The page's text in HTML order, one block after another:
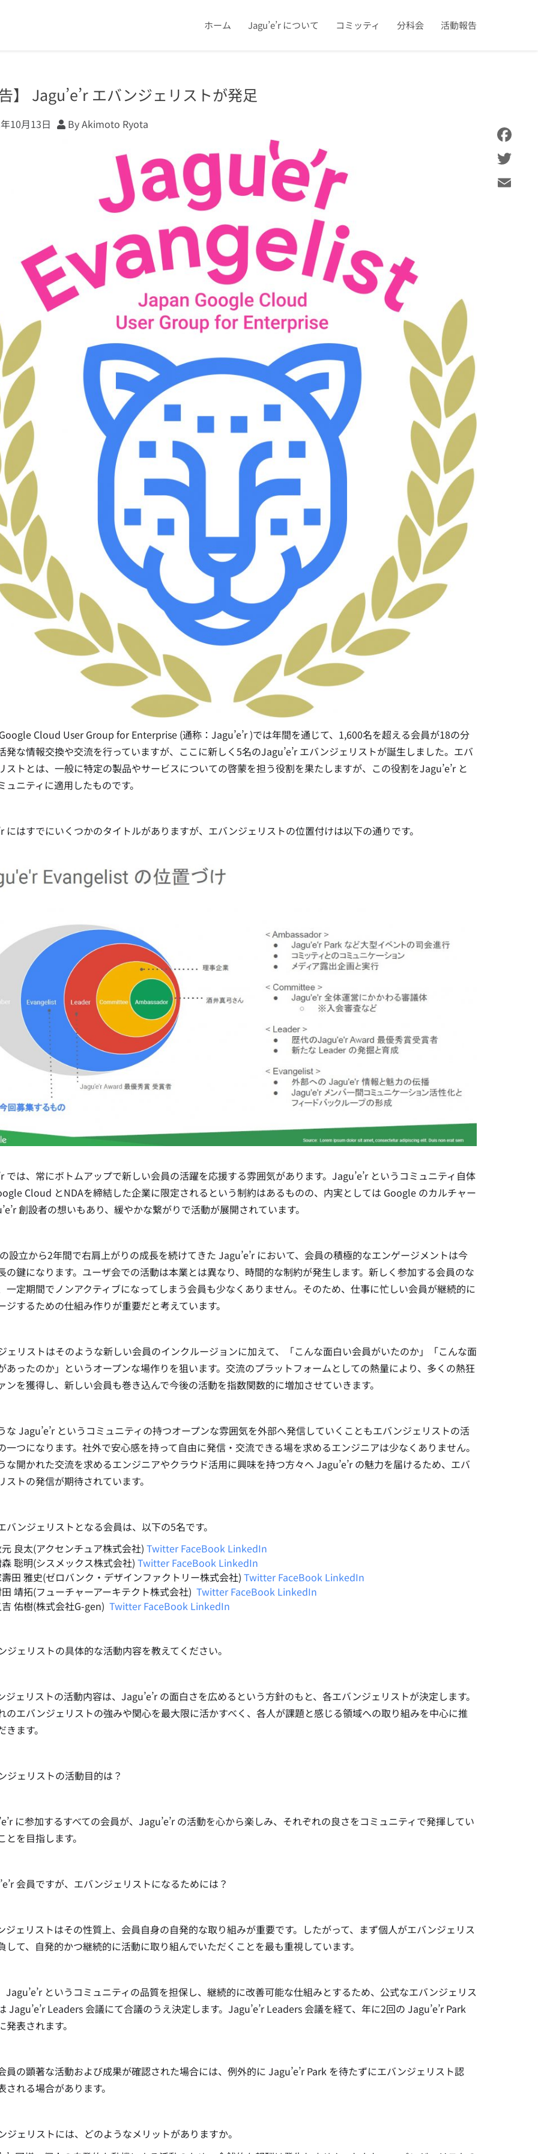
ホーム Jagu’e’r について コミッティ 分科会 活動報告
】 Jagu’e’r エバンジェリストが発足
10月13日 By Akimoto Ryota
Cloud User Group for Enterprise (通称：Jagu’e’r )では年間を通じて、1,600名を超える会員が18の分
発な情報交換や交流を行っていますが、ここに新しく5名のJagu’e’r エバンジェリストが誕生しました。エバ
ストとは、一般に特定の製品やサービスについての啓蒙を担う役割を果たしますが、この役割をJagu’e’r と
ュニティに適用したものです。
にはすでにいくつかのタイトルがありますが、エバンジェリストの位置付けは以下の通りです。
では、常にボトムアップで新しい会員の活躍を応援する雰囲気があります。Jagu’e’r というコミュニティ自体
Cloud とNDAを締結した企業に限定されるという制約はあるものの、内実としては Google のカルチャー
創設者の想いもあり、緩やかな繋がりで活動が展開されています。
設立から2年間で右肩上がりの成長を続けてきた Jagu’e’r において、会員の積極的なエンゲージメントは今
の鍵になります。ユーザ会での活動は本業とは異なり、時間的な制約が発生します。新しく参加する会員のな
一定期間でノンアクティブになってしまう会員も少なくありません。そのため、仕事に忙しい会員が継続的に
ジするための仕組み作りが重要だと考えています。
ェリストはそのような新しい会員のインクルージョンに加えて、「こんな面白い会員がいたのか」「こんな面
あったのか」というオープンな場作りを狙います。交流のプラットフォームとしての熱量により、多くの熱狂
ンを獲得し、新しい会員も巻き込んで今後の活動を指数関数的に増加させていきます。
な Jagu’e’r というコミュニティの持つオープンな雰囲気を外部へ発信していくこともエバンジェリストの活
一つになります。社外で安心感を持って自由に発信・交流できる場を求めるエンジニアは少なくありません。
な開かれた交流を求めるエンジニアやクラウド活用に興味を持つ方々へ Jagu’e’r の魅力を届けるため、エバ
ストの発信が期待されています。
バンジェリストとなる会員は、以下の5名です。
良太(アクセンチュア株式会社) Twitter FaceBook LinkedIn
聡明(シスメックス株式会社) Twitter FaceBook LinkedIn
田 雅史(ゼロバンク・デザインファクトリー株式会社) Twitter FaceBook LinkedIn
靖拓(フューチャーアーキテクト株式会社) Twitter FaceBook LinkedIn
佑樹(株式会社G-gen) Twitter FaceBook LinkedIn
ジェリストの具体的な活動内容を教えてください。
ジェリストの活動内容は、Jagu’e’r の面白さを広めるという方針のもと、各エバンジェリストが決定します。
のエバンジェリストの強みや関心を最大限に活かすべく、各人が課題と感じる領域への取り組みを中心に推
ます。
ジェリストの活動目的は？
に参加するすべての会員が、Jagu’e’r の活動を心から楽しみ、それぞれの良さをコミュニティで発揮してい
とを目指します。
会員ですが、エバンジェリストになるためには？
ジェリストはその性質上、会員自身の自発的な取り組みが重要です。したがって、まず個人がエバンジェリス
して、自発的かつ継続的に活動に取り組んでいただくことを最も重視しています。
Jagu’e’r というコミュニティの品質を担保し、継続的に改善可能な仕組みとするため、公式なエバンジェリス
Jagu’e’r Leaders 会議にて合議のうえ決定します。Jagu’e’r Leaders 会議を経て、年に2回の Jagu’e’r Park
発表されます。
員の顕著な活動および成果が確認された場合には、例外的に Jagu’e’r Park を待たずにエバンジェリスト認
される場合があります。
ジェリストには、どのようなメリットがありますか。
Facebook
Twitter